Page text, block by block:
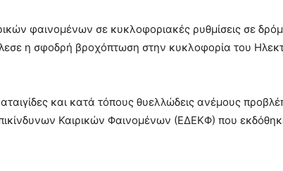
φαινομένων σε κυκλοφοριακές ρυθμίσεις σε
η σφοδρή βροχόπτωση στην κυκλοφορία του
και κατά τόπους θυελλώδεις ανέμους
Καιρικών Φαινομένων (ΕΔΕΚΦ) που